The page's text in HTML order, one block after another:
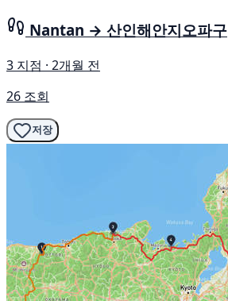
Nantan → 산인해안지오파구
3 지점 · 2개월 전
26 조회
저장